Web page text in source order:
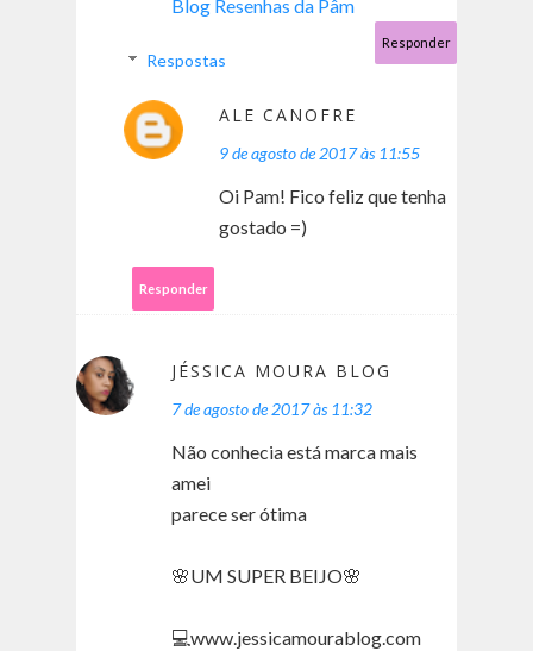
Blog Resenhas da Pâm
Responder
Respostas
ALE CANOFRE
9 de agosto de 2017 às 11:55
Oi Pam! Fico feliz que tenha
gostado =)
Responder
JÉSSICA MOURA BLOG
7 de agosto de 2017 às 11:32
Não conhecia está marca mais
amei
parece ser ótima
🌸UM SUPER BEIJO🌸
💻www.jessicamourablog.com